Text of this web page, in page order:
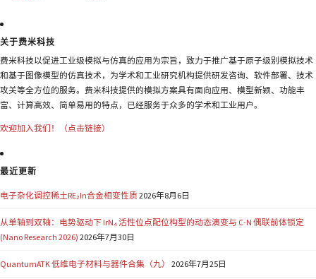
关于费米科技
费米科技以促进工业级模拟与仿真的应用为宗旨，致力于推广基于原子级别模拟技术
和基于图像模型的仿真技术，为学术和工业研究机构提供研发咨询、软件部署、技术
攻关等全方位的服务。费米科技提供的模拟方案具有面向应用、模型新颖、功能丰
富、计算高效、简单易用的特点，已经服务于众多的学术和工业用户。
欢迎加入我们！（点击链接）
最近更新
电子杂化调控稀土RE₂In合金相变性质2026年8月6日
从单轴到双轴：电势驱动下 IrN₄ 活性位点配位构型的动态演变与 C-N 偶联前体锁定
(Nano Research 2026) 2026年7月30日
QuantumATK 低维电子材料与器件合集（九） 2026年7月25日